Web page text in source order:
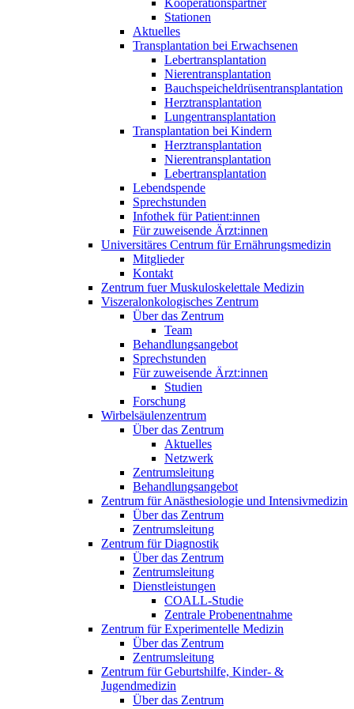
Kooperationspartner
Stationen
Aktuelles
Transplantation bei Erwachsenen
Lebertransplantation
Nierentransplantation
Bauchspeicheldrüsentransplantation
Herztransplantation
Lungentransplantation
Transplantation bei Kindern
Herztransplantation
Nierentransplantation
Lebertransplantation
Lebendspende
Sprechstunden
Infothek für Patient:innen
Für zuweisende Ärzt:innen
Universitäres Centrum für Ernährungsmedizin
Mitglieder
Kontakt
Zentrum fuer Muskuloskelettale Medizin
Viszeral­onkologisches Zentrum
Über das Zentrum
Team
Behandlungsangebot
Sprechstunden
Für zuweisende Ärzt:innen
Studien
Forschung
Wirbelsäulenzentrum
Über das Zentrum
Aktuelles
Netzwerk
Zentrumsleitung
Behandlungsangebot
Zentrum für Anästhesiologie und Intensivmedizin
Über das Zentrum
Zentrumsleitung
Zentrum für Diagnostik
Über das Zentrum
Zentrumsleitung
Dienstleistungen
COALL-Studie
Zentrale Probenentnahme
Zentrum für Experimentelle Medizin
Über das Zentrum
Zentrumsleitung
Zentrum für Geburtshilfe, Kinder- &
Jugendmedizin
Über das Zentrum